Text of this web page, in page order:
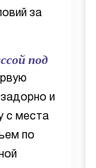
за
под
и
с места
по